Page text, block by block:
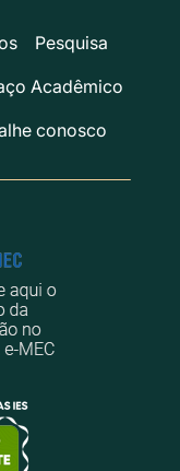
Pesquisa
Acadêmico
conosco